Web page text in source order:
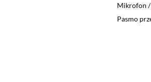
Mikrofon /
Pasmo